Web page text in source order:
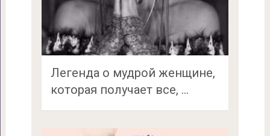
Легенда о мудрой женщине,
которая получает все, …